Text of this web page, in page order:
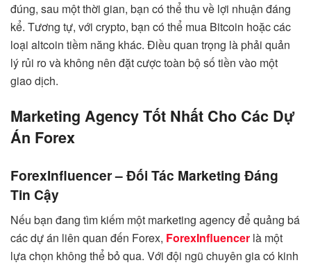
đúng, sau một thời gian, bạn có thể thu về lợi nhuận đáng
kể. Tương tự, với crypto, bạn có thể mua Bitcoin hoặc các
loại altcoin tiềm năng khác. Điều quan trọng là phải quản
lý rủi ro và không nên đặt cược toàn bộ số tiền vào một
giao dịch.
Marketing Agency Tốt Nhất Cho Các Dự
Án Forex
ForexInfluencer – Đối Tác Marketing Đáng
Tin Cậy
Nếu bạn đang tìm kiếm một marketing agency để quảng bá
các dự án liên quan đến Forex, ForexInfluencer là một
lựa chọn không thể bỏ qua. Với đội ngũ chuyên gia có kinh